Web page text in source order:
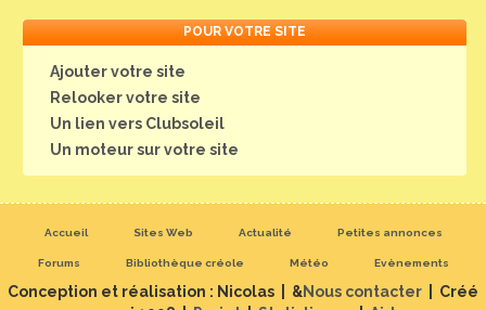
POUR VOTRE SITE
Ajouter votre site
Relooker votre site
Un lien vers Clubsoleil
Un moteur sur votre site
Accueil Sites Web Actualité Petites annonces
Forums Bibliothèque créole Météo Evènements
Conception et réalisation : Nicolas | &Nous contacter | Créé